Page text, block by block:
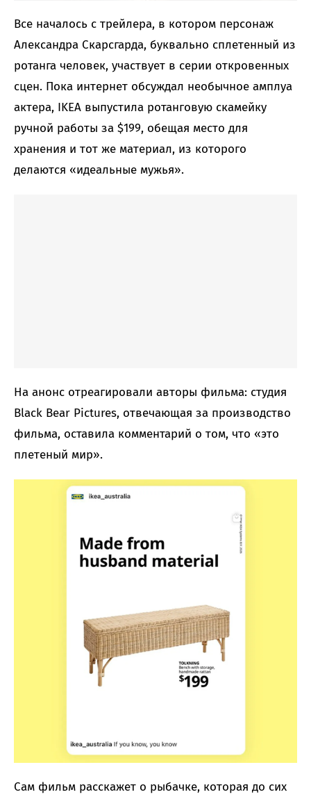
Все началось с трейлера, в котором персонаж
Александра Скарсгарда, буквально сплетенный из
ротанга человек, участвует в серии откровенных
сцен. Пока интернет обсуждал необычное амплуа
актера, IKEA выпустила ротанговую скамейку
ручной работы за $199, обещая место для
хранения и тот же материал, из которого
делаются «идеальные мужья».
На анонс отреагировали авторы фильма: студия
Black Bear Pictures, отвечающая за производство
фильма, оставила комментарий о том, что «это
плетеный мир».
Сам фильм расскажет о рыбачке, которая до сих